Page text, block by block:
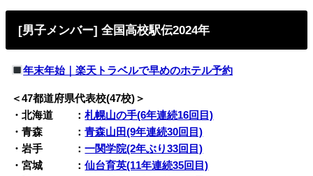
[男子メンバー] 全国高校駅伝2024年
年末年始｜楽天トラベルで早めのホテル予約
＜47都道府県代表校(47校)＞
・北海道 ：札幌山の手(6年連続16回目)
・青森 ：青森山田(9年連続30回目)
・岩手 ：一関学院(2年ぶり33回目)
・宮城 ：仙台育英(11年連続35回目)